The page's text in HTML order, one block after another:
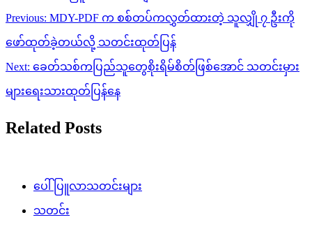
Post
navigation
Previous: MDY-PDF က စစ်တပ်ကလွှတ်ထားတဲ့ သူလျှို ၇ ဦးကို
ဖော်ထုတ်ခဲ့တယ်လို့ သတင်းထုတ်ပြန်
Next: ခေတ်သစ်ကပြည်သူတွေစိုးရိမ်စိတ်ဖြစ်အောင် သတင်းမှား
များရေးသားထုတ်ပြန်နေ
Related Posts
ပေါ်ပြူလာသတင်းများ
သတင်း